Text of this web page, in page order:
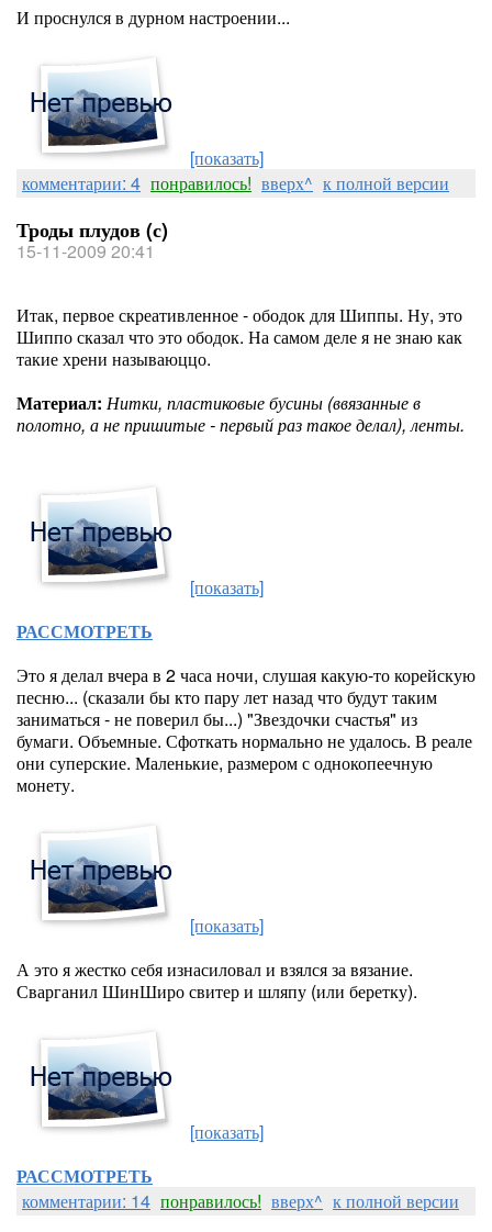
И проснулся в дурном настроении...
[показать]
комментарии: 4 понравилось! вверх^ к полной версии
Троды плудов (с)
15-11-2009 20:41
Итак, первое скреативленное - ободок для Шиппы. Ну, это
Шиппо сказал что это ободок. На самом деле я не знаю как
такие хрени называюццо.
Материал: Нитки, пластиковые бусины (ввязанные в
полотно, а не пришитые - первый раз такое делал), ленты.
[показать]
РАССМОТРЕТЬ
Это я делал вчера в 2 часа ночи, слушая какую-то корейскую
песню... (сказали бы кто пару лет назад что будут таким
заниматься - не поверил бы...) "Звездочки счастья" из
бумаги. Объемные. Сфоткать нормально не удалось. В реале
они суперские. Маленькие, размером с однокопеечную
монету.
[показать]
А это я жестко себя изнасиловал и взялся за вязание.
Сварганил ШинШиро свитер и шляпу (или беретку).
[показать]
РАССМОТРЕТЬ
комментарии: 14 понравилось! вверх^ к полной версии